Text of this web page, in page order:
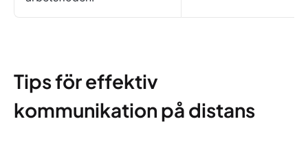
Tips för effektiv
kommunikation på distans